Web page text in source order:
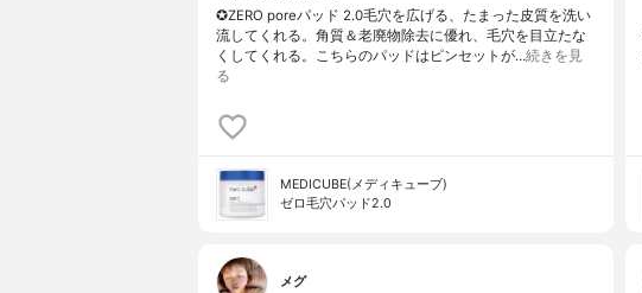
✪ZERO poreパッド 2.0毛穴を広げる、たまった皮質を洗い
流してくれる。角質＆老廃物除去に優れ、毛穴を目立たな
くしてくれる。こちらのパッドはピンセットが…続きを見
る
MEDICUBE(メディキューブ)
ゼロ毛穴パッド2.0
メグ